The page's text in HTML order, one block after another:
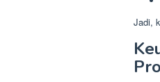
Jadi,